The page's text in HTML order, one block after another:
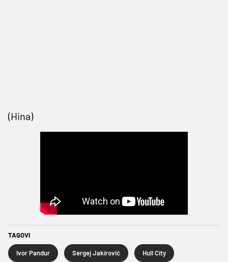
(Hina)
TAGOVI
Ivor Pandur Sergej Jakirović Hull City